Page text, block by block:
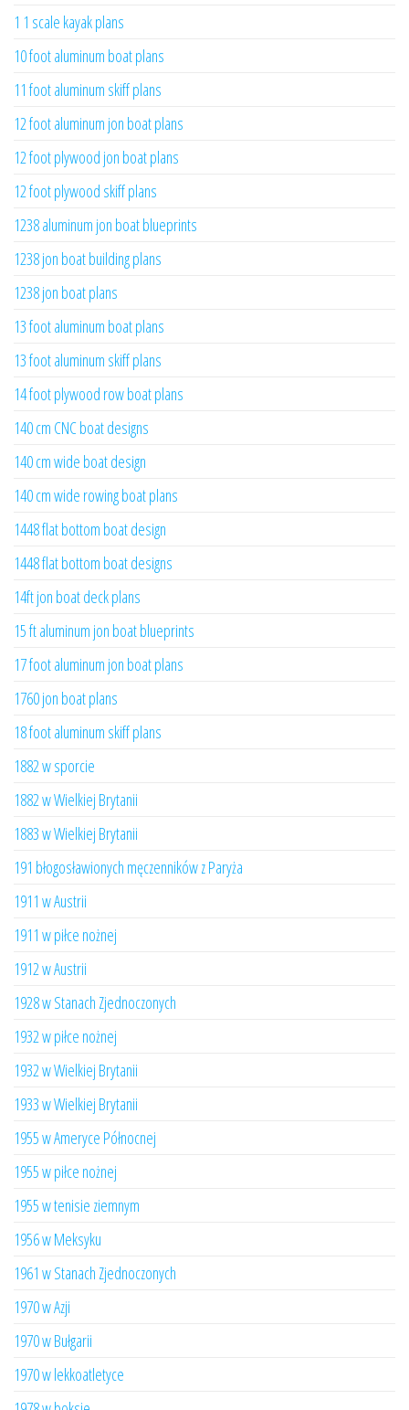
1 1 scale kayak plans
10 foot aluminum boat plans
11 foot aluminum skiff plans
12 foot aluminum jon boat plans
12 foot plywood jon boat plans
12 foot plywood skiff plans
1238 aluminum jon boat blueprints
1238 jon boat building plans
1238 jon boat plans
13 foot aluminum boat plans
13 foot aluminum skiff plans
14 foot plywood row boat plans
140 cm CNC boat designs
140 cm wide boat design
140 cm wide rowing boat plans
1448 flat bottom boat design
1448 flat bottom boat designs
14ft jon boat deck plans
15 ft aluminum jon boat blueprints
17 foot aluminum jon boat plans
1760 jon boat plans
18 foot aluminum skiff plans
1882 w sporcie
1882 w Wielkiej Brytanii
1883 w Wielkiej Brytanii
191 błogosławionych męczenników z Paryża
1911 w Austrii
1911 w piłce nożnej
1912 w Austrii
1928 w Stanach Zjednoczonych
1932 w piłce nożnej
1932 w Wielkiej Brytanii
1933 w Wielkiej Brytanii
1955 w Ameryce Północnej
1955 w piłce nożnej
1955 w tenisie ziemnym
1956 w Meksyku
1961 w Stanach Zjednoczonych
1970 w Azji
1970 w Bułgarii
1970 w lekkoatletyce